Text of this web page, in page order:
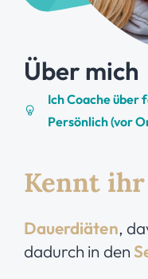
Über mich
Ich Coache über
Persönlich (vor
Kennt ihr
Dauerdiäten,
dadurch in den